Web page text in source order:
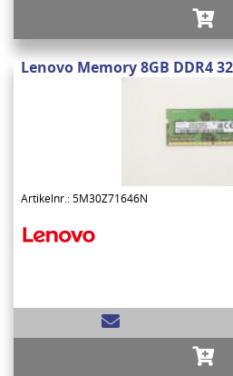
Lenovo Memory 8GB DDR4
Artikelnr.: 5M30Z71646N